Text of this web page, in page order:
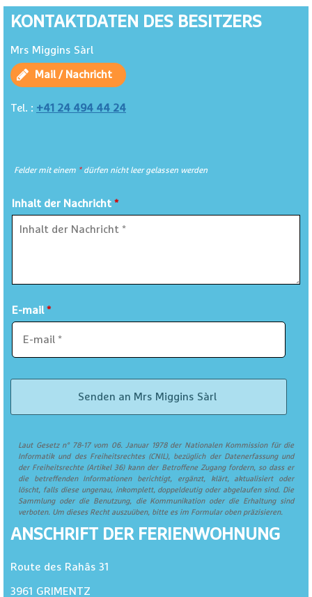
KONTAKTDATEN DES BESITZERS
Mrs Miggins Sàrl
Mail / Nachricht
Tel. : +41 24 494 44 24
Felder mit einem *dürfen nicht leer gelassen werden
Inhalt der Nachricht *
E-mail*
Laut Gesetz n° 78-17 vom 06. Januar 1978 der Nationalen Kommission für die
Informatik und des Freiheitsrechtes (CNIL), bezüglich der Datenerfassung und
der Freiheitsrechte (Artikel 36) kann der Betroffene Zugang fordern, so dass er
die betreffenden Informationen berichtigt, ergänzt, klärt, aktualisiert oder
löscht, falls diese ungenau, inkomplett, doppeldeutig oder abgelaufen sind. Die
Sammlung oder die Benutzung, die Kommunikation oder die Erhaltung sind
verboten. Um dieses Recht auszuüben, bitte es im Formular oben präzisieren.
ANSCHRIFT DER FERIENWOHNUNG
Route des Rahâs 31
3961 GRIMENTZ